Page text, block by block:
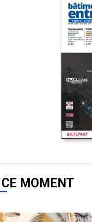
MOMENT